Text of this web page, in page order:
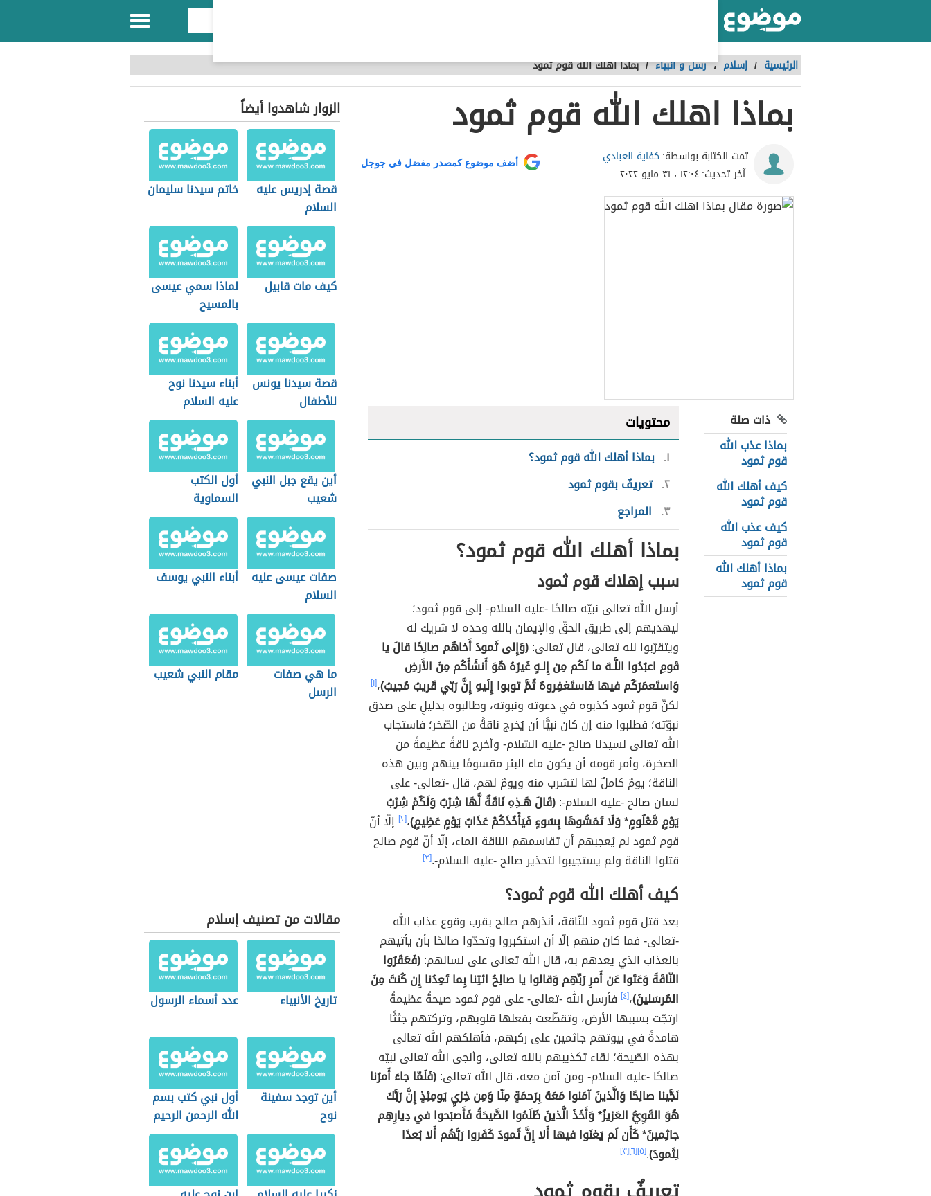
الرئيسية / إسلام ،رسل و أنبياء /بماذا اهلك الله قوم ثمود
بماذا اهلك الله قوم ثمود
تمت الكتابة بواسطة: كفاية العبادي
آخر تحديث:١٢:٠٤ ، ٣١ مايو ٢٠٢٢
أضف موضوع كمصدر مفضل في جوجل
ذات صلة
بماذا عذب الله
قوم ثمود
كيف أهلك الله
قوم ثمود
كيف عذب الله
قوم ثمود
بماذا أهلك الله
قوم ثمود
محتويات
١ بماذا أهلك الله قوم ثمود؟
٢ تعريفٌ بقوم ثمود
٣ المراجع
بماذا أهلك الله قوم ثمود؟
سبب إهلاك قوم ثمود
أرسل الله تعالى نبيّه صالحًا -عليه السلام- إلى قوم ثمود؛
ليهديهم إلى طريق الحقّ والإيمان بالله وحده لا شريك له
ويتقرّبوا لله تعالى، قال تعالى:(وَإِلى ثَمودَ أَخاهُم صالِحًا قالَ يا
قَومِ اعبُدُوا اللَّـهَ ما لَكُم مِن إِلـهٍ غَيرُهُ هُوَ أَنشَأَكُم مِنَ الأَرضِ
وَاستَعمَرَكُم فيها فَاستَغفِروهُ ثُمَّ توبوا إِلَيهِ إِنَّ رَبّي قَريبٌ مُجيبٌ)،[١]
لكنّ قوم ثمود كذبوه في دعوته ونبوته، وطالبوه بدليلٍ على صدق
نبوّته؛ فطلبوا منه إن كان نبيًّا أن يُخرج ناقةً من الصّخر؛ فاستجاب
الله تعالى لسيدنا صالح -عليه السّلام- وأخرج ناقةً عظيمةً من
الصخرة، وأمر قومه أن يكون ماء البئر مقسومًا بينهم وبين هذه
الناقة؛ يومٌ كاملٌ لها لتشرب منه ويومٌ لهم، قال -تعالى- على
لسان صالح -عليه السلام-:(قَالَ هَـذِهِ نَاقَةٌ لَّهَا شِرْبٌ وَلَكُمْ شِرْبُ
يَوْمٍ مَّعْلُومٍ* وَلَا تَمَسُّوهَا بِسُوءٍ فَيَأْخُذَكُمْ عَذَابُ يَوْمٍ عَظِيمٍ)،[٢]
إلّا أنّ
قوم ثمود لم يُعجبهم أن تقاسمهم الناقة الماء، إلّا أنّ قوم صالح
قتلوا الناقة ولم يستجيبوا لتحذير صالح -عليه السلام-.[٣]
كيف أهلك الله قوم ثمود؟
بعد قتل قوم ثمود للنّاقة، أنذرهم صالح بقرب وقوع عذاب الله
-تعالى- فما كان منهم إلّا أن استكبروا وتحدّوا صالحًا بأن يأتيهم
بالعذاب الذي يعدهم به، قال الله تعالى على لسانهم:(فَعَقَرُوا
النّاقَةَ وَعَتَوا عَن أَمرِ رَبِّهِم وَقالوا يا صالِحُ ائتِنا بِما تَعِدُنا إِن كُنتَ مِنَ
المُرسَلينَ)،[٤]
فأرسل الله -تعالى- على قوم ثمود صيحةً عظيمةً
ارتجّت بسببها الأرض، وتقطّعت بفعلها قلوبهم، وتركتهم جثثًا
هامدةً في بيوتهم جاثمين على ركبهم، فأهلكهم الله تعالى
بهذه الصّيحة؛ لقاء تكذيبهم بالله تعالى، وأنجى الله تعالى نبيّه
صالحًا -عليه السلام- ومن آمن معه، قال الله تعالى:(فَلَمّا جاءَ أَمرُنا
نَجَّينا صالِحًا وَالَّذينَ آمَنوا مَعَهُ بِرَحمَةٍ مِنّا وَمِن خِزيِ يَومِئِذٍ إِنَّ رَبَّكَ
هُوَ القَوِيُّ العَزيزُ* وَأَخَذَ الَّذينَ ظَلَمُوا الصَّيحَةُ فَأَصبَحوا في دِيارِهِم
جاثِمينَ* كَأَن لَم يَغنَوا فيها أَلا إِنَّ ثَمودَ كَفَروا رَبَّهُم أَلا بُعدًا
لِثَمودَ).[٥] [٦] [٣]
الزوار شاهدوا أيضاً
قصة إدريس عليه
السلام
خاتم سيدنا سليمان
كيف مات قابيل
لماذا سمي عيسى
بالمسيح
قصة سيدنا يونس
للأطفال
أبناء سيدنا نوح
عليه السلام
أين يقع جبل النبي
شعيب
أول الكتب
السماوية
صفات عيسى عليه
السلام
أبناء النبي يوسف
ما هي صفات
الرسل
مقام النبي شعيب
مقالات من تصنيف إسلام
تاريخ الأنبياء عدد أسماء الرسول
أين توجد سفينة
نوح
أول نبي كتب بسم
الله الرحمن الرحيم